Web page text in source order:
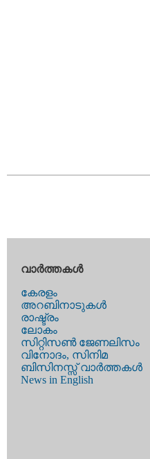
വാര്‍ത്തകള്‍
കേരളം
അറബിനാടുകള്‍
രാഷ്ട്രം
ലോകം
സിറ്റിസണ്‍ ജേണലിസം
വിനോദം, സിനിമ
ബിസിനസ്സ് വാര്‍ത്തകള്‍
News in English